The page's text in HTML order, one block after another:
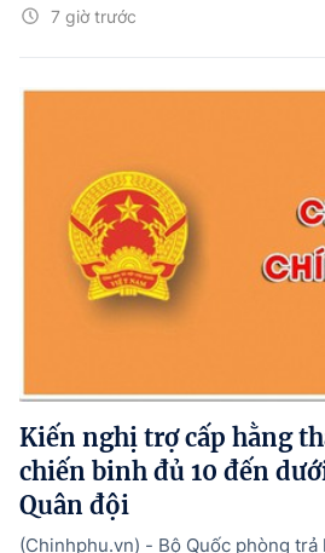
7 giờ trước
Kiến nghị trợ cấp hằng
chiến binh đủ 10 đến
Quân đội
(Chinhphu.vn) - Bộ Quốc phòng